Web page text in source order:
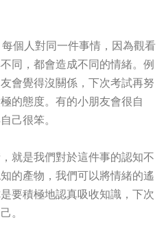
個人對同一件事情，因為觀看
同，都會造成不同的情緒。例
會覺得沒關係，下次考試再努
的態度。有的小朋友會很自
己很笨。
就是我們對於這件事的認知不
的產物，我們可以將情緒的遙
要積極地認真吸收知識，下次
。